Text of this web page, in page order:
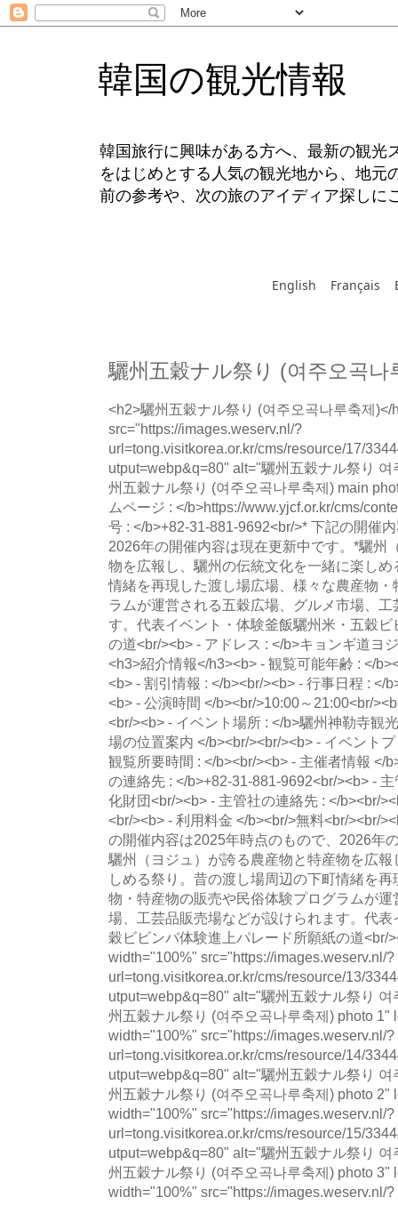
韓国の観光情報
韓国旅行に興味がある方へ、最新の観光
をはじめとする人気の観光地から、地
前の参考や、次の旅のアイディア探しに
English Français
驪州五穀ナル祭り (여주오곡나
<h2>驪州五穀ナル祭り (여주오곡나루축제
src="https://images.weserv.nl/?
url=tong.visitkorea.or.kr/cms/resource/17/
utput=webp&q=80" alt="驪州五穀ナル祭り
州五穀ナル祭り (여주오곡나루축제) main
ムページ : </b>https://www.yjcf.or.kr/cms/
号 : </b>+82-31-881-9692<br/>* 下記の開催
2026年の開催内容は現在更新中です。*驪州
物を広報し、驪州の伝統文化を一緒に楽し
情緒を再現した渡し場広場、様々な農産物
ラムが運営される五穀広場、グルメ市場、
す。代表イベント・体験釜飯驪州米・五穀
の道<br/><b> - アドレス : </b>キョンギ道ヨ
<h3>紹介情報</h3><b> - 観覧可能年齢 : </
<b> - 割引情報 : </b><br/><b> - 行事日程 : </
<b> - 公演時間 </b><br/>10:00～21:00<br/
<br/><b> - イベント場所 : </b>驪州神勒寺観
場の位置案内 </b><br/><br/><b> - イベント
観覧所要時間 : </b><br/><b> - 主催者情報 </
の連絡先 : </b>+82-31-881-9692<br/><b> -
化財団<br/><b> - 主管社の連絡先 : </b><br/
<br/><b> - 利用料金 </b><br/>無料<br/><br/
の開催内容は2025年時点のもので、2026年
驪州（ヨジュ）が誇る農産物と特産物を広
しめる祭り。昔の渡し場周辺の下町情緒を
物・特産物の販売や民俗体験プログラムが
場、工芸品販売場などが設けられます。代
穀ビビンバ体験進上パレード所願紙の道<br/
width="100%" src="https://images.weserv.nl/?
url=tong.visitkorea.or.kr/cms/resource/13/
utput=webp&q=80" alt="驪州五穀ナル祭り
州五穀ナル祭り (여주오곡나루축제) photo 1"
width="100%" src="https://images.weserv.nl/?
url=tong.visitkorea.or.kr/cms/resource/14/
utput=webp&q=80" alt="驪州五穀ナル祭り
州五穀ナル祭り (여주오곡나루축제) photo 2"
width="100%" src="https://images.weserv.nl/?
url=tong.visitkorea.or.kr/cms/resource/15/
utput=webp&q=80" alt="驪州五穀ナル祭り
州五穀ナル祭り (여주오곡나루축제) photo 3"
width="100%" src="https://images.weserv.nl/?